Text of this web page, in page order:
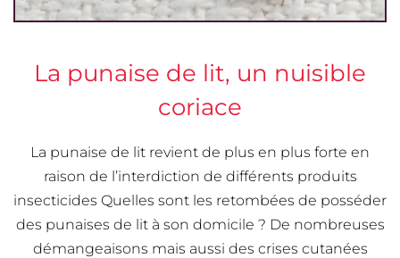
La punaise de lit, un nuisible
coriace
La punaise de lit revient de plus en plus forte en
raison de l’interdiction de différents produits
insecticides Quelles sont les retombées de posséder
des punaises de lit à son domicile ? De nombreuses
démangeaisons mais aussi des crises cutanées